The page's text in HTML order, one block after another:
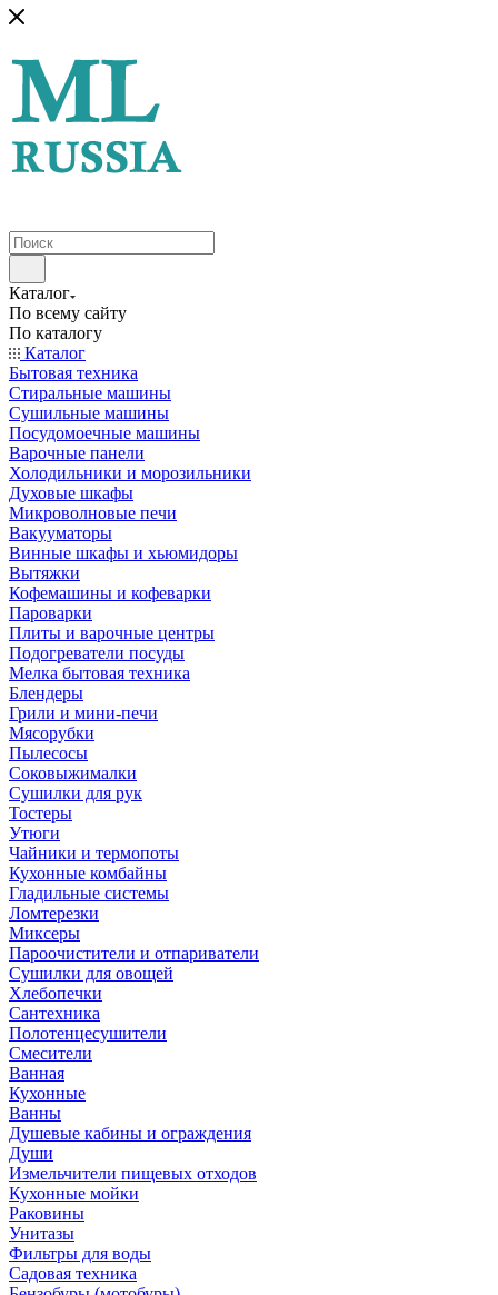
Каталог
По всему сайту
По каталогу
Каталог
Бытовая техника
Стиральные машины
Сушильные машины
Посудомоечные машины
Варочные панели
Холодильники и морозильники
Духовые шкафы
Микроволновые печи
Вакууматоры
Винные шкафы и хьюмидоры
Вытяжки
Кофемашины и кофеварки
Пароварки
Плиты и варочные центры
Подогреватели посуды
Мелка бытовая техника
Блендеры
Грили и мини-печи
Мясорубки
Пылесосы
Соковыжималки
Сушилки для рук
Тостеры
Утюги
Чайники и термопоты
Кухонные комбайны
Гладильные системы
Ломтерезки
Миксеры
Пароочистители и отпариватели
Сушилки для овощей
Хлебопечки
Сантехника
Полотенцесушители
Смесители
Ванная
Кухонные
Ванны
Душевые кабины и ограждения
Души
Измельчители пищевых отходов
Кухонные мойки
Раковины
Унитазы
Фильтры для воды
Садовая техника